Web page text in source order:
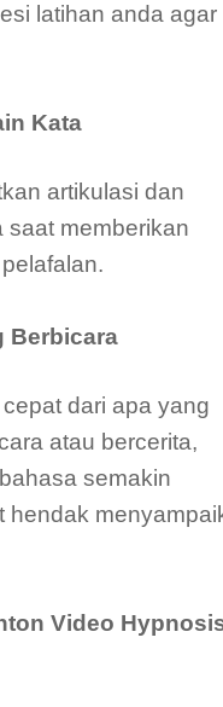
latihan anda agar
Kata
artikulasi dan
saat memberikan
Berbicara
dari apa yang
atau bercerita,
semakin
hendak
Video